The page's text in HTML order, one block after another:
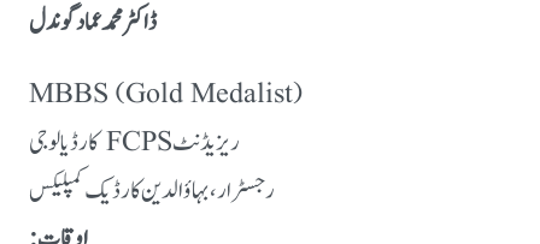
ڈاکٹر محمد عماد گوندل
MBBS (Gold Medalist)
ریزیڈنٹ FCPS کارڈیالوجی
رجسٹرار، بہاؤالدین کارڈیک کمپلیکس